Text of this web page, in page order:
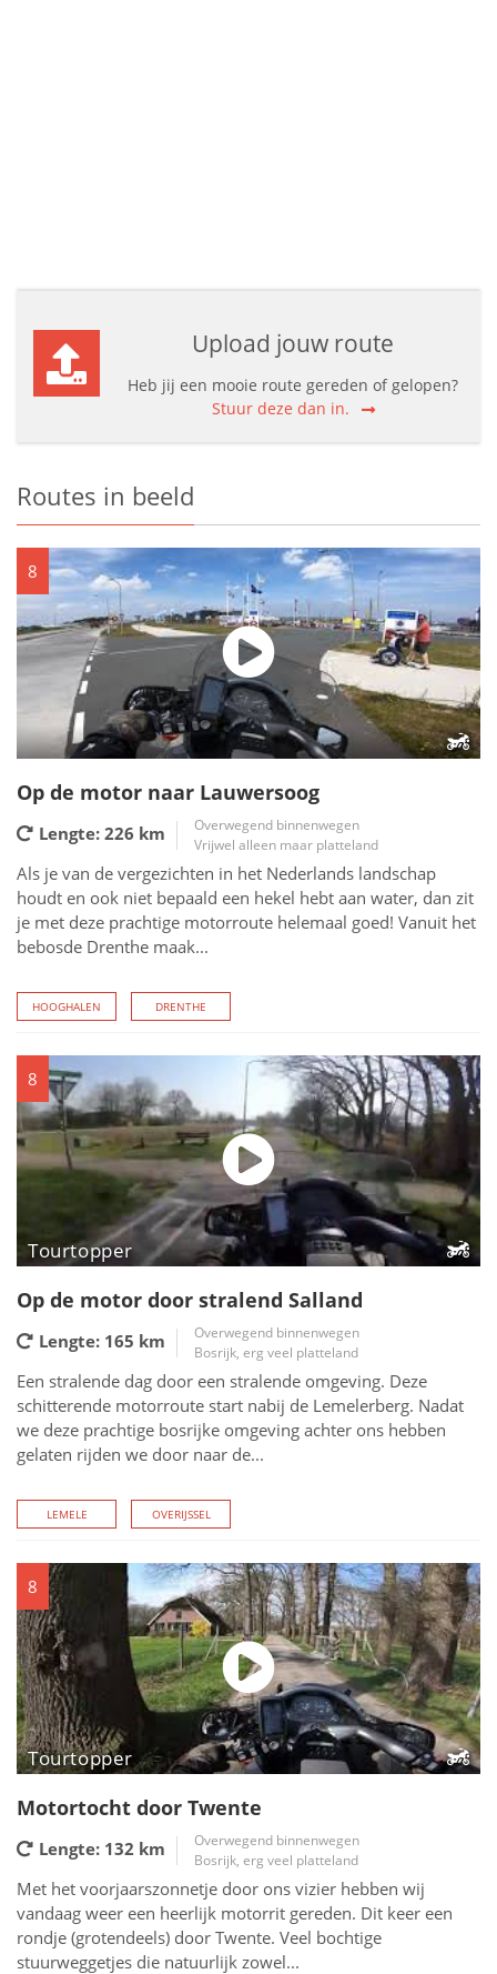
Upload jouw route
Heb jij een mooie route gereden of gelopen?
Stuur deze dan in.
Routes in beeld
8
Op de motor naar Lauwersoog
Lengte: 226 km
Overwegend binnenwegen
Vrijwel alleen maar platteland
Als je van de vergezichten in het Nederlands landschap
houdt en ook niet bepaald een hekel hebt aan water, dan zit
je met deze prachtige motorroute helemaal goed! Vanuit het
bebosde Drenthe maak...
HOOGHALEN DRENTHE
8
Tourtopper
Op de motor door stralend Salland
Lengte: 165 km
Overwegend binnenwegen
Bosrijk, erg veel platteland
Een stralende dag door een stralende omgeving. Deze
schitterende motorroute start nabij de Lemelerberg. Nadat
we deze prachtige bosrijke omgeving achter ons hebben
gelaten rijden we door naar de...
LEMELE OVERIJSSEL
8
Tourtopper
Motortocht door Twente
Lengte: 132 km
Overwegend binnenwegen
Bosrijk, erg veel platteland
Met het voorjaarszonnetje door ons vizier hebben wij
vandaag weer een heerlijk motorrit gereden. Dit keer een
rondje (grotendeels) door Twente. Veel bochtige
stuurweggetjes die natuurlijk zowel...